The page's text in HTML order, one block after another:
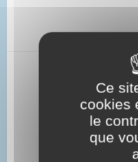
Ce
cookies
le
que